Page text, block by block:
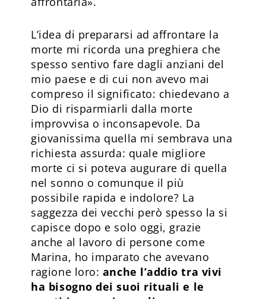
L’idea di prepararsi ad affrontare la
morte mi ricorda una preghiera che
spesso sentivo fare dagli anziani del
mio paese e di cui non avevo mai
compreso il significato: chiedevano a
Dio di risparmiarli dalla morte
improvvisa o inconsapevole. Da
giovanissima quella mi sembrava una
richiesta assurda: quale migliore
morte ci si poteva augurare di quella
nel sonno o comunque il più
possibile rapida e indolore? La
saggezza dei vecchi però spesso la si
capisce dopo e solo oggi, grazie
anche al lavoro di persone come
Marina, ho imparato che avevano
ragione loro: anche l’addio tra vivi
ha bisogno dei suoi rituali e le